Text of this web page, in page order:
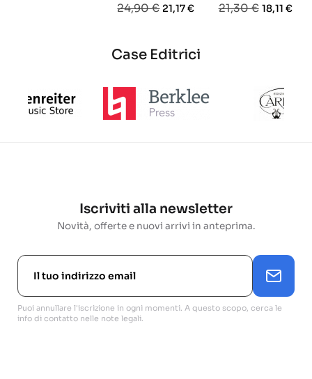
Prezzo
24,90 € Prezzo
21,17 €
Prezzo
21,30 € Prezzo
18,11 €
Case Editrici
Iscriviti alla newsletter
Novità, offerte e nuovi arrivi in anteprima.
Puoi annullare l'iscrizione in ogni momenti. A questo scopo, cerca le
info di contatto nelle note legali.